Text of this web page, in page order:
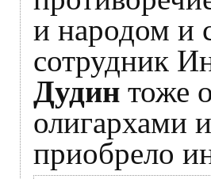
и народом и
сотрудник
Дудин тоже
олигархами
приобрело